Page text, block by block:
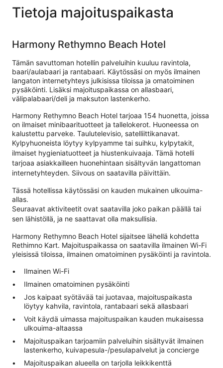
Tietoja majoituspaikasta
Harmony Rethymno Beach Hotel
Tämän savuttoman hotellin palveluihin kuuluu ravintola,
baari/aulabaari ja rantabaari. Käytössäsi on myös ilmainen
langaton internetyhteys julkisissa tiloissa ja omatoiminen
pysäköinti. Lisäksi majoituspaikassa on allasbaari,
välipalabaari/deli ja maksuton lastenkerho.
Harmony Rethymno Beach Hotel tarjoaa 154 huonetta, joissa
on ilmaiset minibaarituotteet ja tallelokerot. Huoneessa on
kalustettu parveke. Taulutelevisio, satelliittikanavat.
Kylpyhuoneista löytyy kylpyamme tai suihku, kylpytakit,
ilmaiset hygieniatuotteet ja hiustenkuivaaja. Tämä hotelli
tarjoaa asiakkailleen huonehintaan sisältyvän langattoman
internetyhteyden. Siivous on saatavilla päivittäin.
Tässä hotellissa käytössäsi on kauden mukainen ulkouima-
allas.
Seuraavat aktiviteetit ovat saatavilla joko paikan päällä tai
sen lähistöllä, ja ne saattavat olla maksullisia.
Harmony Rethymno Beach Hotel sijaitsee lähellä kohdetta
Rethimno Kart. Majoituspaikassa on saatavilla ilmainen Wi-Fi
yleisissä tiloissa, ilmainen omatoiminen pysäköinti ja ravintola.
Ilmainen Wi-Fi
Ilmainen omatoiminen pysäköinti
Jos kaipaat syötävää tai juotavaa, majoituspaikasta
löytyy kahvila, ravintola, rantabaari sekä allasbaari
Voit käydä uimassa majoituspaikan kauden mukaisessa
ulkouima-altaassa
Majoituspaikan tarjoamiin palveluihin sisältyvät ilmainen
lastenkerho, kuivapesula-/pesulapalvelut ja concierge
Majoituspaikan alueella on tarjolla leikkikenttä